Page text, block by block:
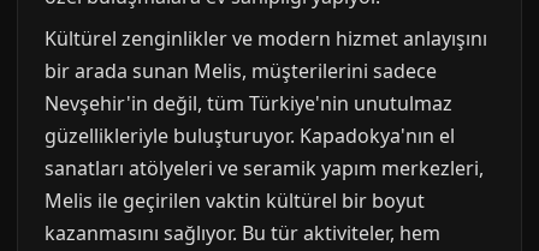
Kültürel zenginlikler ve modern hizmet anlayışını
bir arada sunan Melis, müşterilerini sadece
Nevşehir'in değil, tüm Türkiye'nin unutulmaz
güzellikleriyle buluşturuyor. Kapadokya'nın el
sanatları atölyeleri ve seramik yapım merkezleri,
Melis ile geçirilen vaktin kültürel bir boyut
kazanmasını sağlıyor. Bu tür aktiviteler, hem